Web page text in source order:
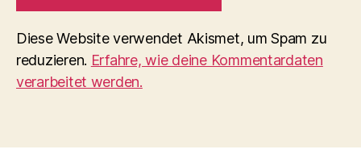
Diese Website verwendet Akismet, um Spam zu
reduzieren. Erfahre, wie deine Kommentardaten
verarbeitet werden.